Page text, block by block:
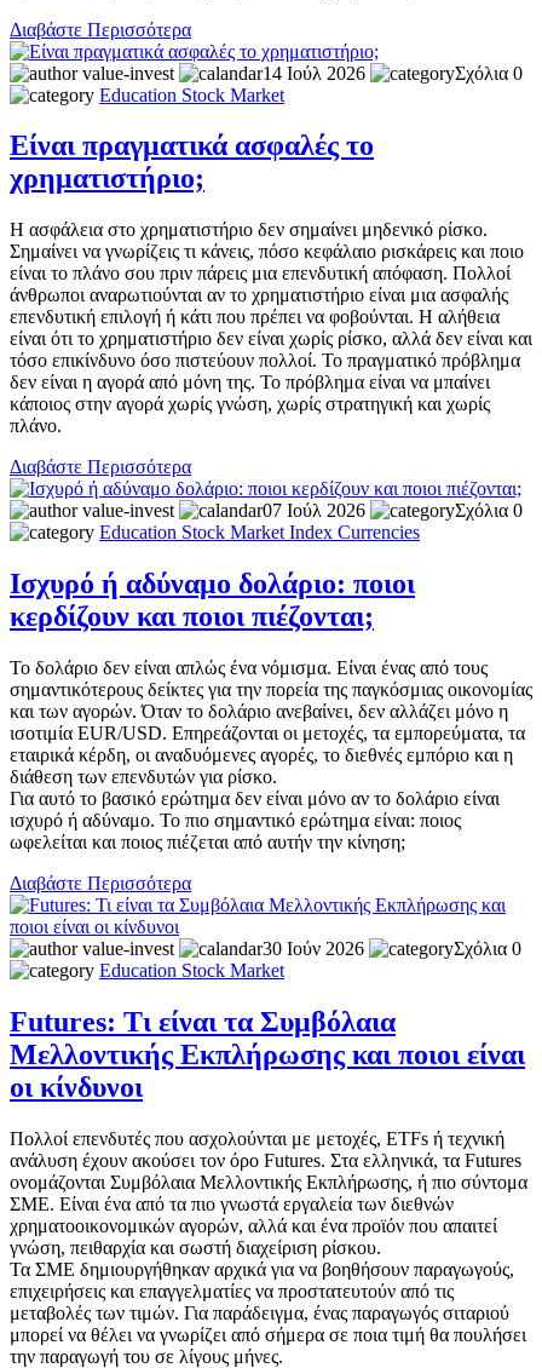
Διαβάστε Περισσότερα
value-invest 14 Ιούλ 2026
Σχόλια 0
Education Stock Market
Είναι πραγματικά ασφαλές το
χρηματιστήριο;
Η ασφάλεια στο χρηματιστήριο δεν σημαίνει μηδενικό ρίσκο.
Σημαίνει να γνωρίζεις τι κάνεις, πόσο κεφάλαιο ρισκάρεις και ποιο
είναι το πλάνο σου πριν πάρεις μια επενδυτική απόφαση. Πολλοί
άνθρωποι αναρωτιούνται αν το χρηματιστήριο είναι μια ασφαλής
επενδυτική επιλογή ή κάτι που πρέπει να φοβούνται. Η αλήθεια
είναι ότι το χρηματιστήριο δεν είναι χωρίς ρίσκο, αλλά δεν είναι και
τόσο επικίνδυνο όσο πιστεύουν πολλοί. Το πραγματικό πρόβλημα
δεν είναι η αγορά από μόνη της. Το πρόβλημα είναι να μπαίνει
κάποιος στην αγορά χωρίς γνώση, χωρίς στρατηγική και χωρίς
πλάνο.
Διαβάστε Περισσότερα
value-invest 07 Ιούλ 2026
Σχόλια 0
Education Stock Market Index Currencies
Ισχυρό ή αδύναμο δολάριο: ποιοι
κερδίζουν και ποιοι πιέζονται;
Το δολάριο δεν είναι απλώς ένα νόμισμα. Είναι ένας από τους
σημαντικότερους δείκτες για την πορεία της παγκόσμιας οικονομίας
και των αγορών. Όταν το δολάριο ανεβαίνει, δεν αλλάζει μόνο η
ισοτιμία EUR/USD. Επηρεάζονται οι μετοχές, τα εμπορεύματα, τα
εταιρικά κέρδη, οι αναδυόμενες αγορές, το διεθνές εμπόριο και η
διάθεση των επενδυτών για ρίσκο.
Για αυτό το βασικό ερώτημα δεν είναι μόνο αν το δολάριο είναι
ισχυρό ή αδύναμο. Το πιο σημαντικό ερώτημα είναι: ποιος
ωφελείται και ποιος πιέζεται από αυτήν την κίνηση;
Διαβάστε Περισσότερα
value-invest 30 Ιούν 2026
Σχόλια 0
Education Stock Market
Futures: Τι είναι τα Συμβόλαια
Μελλοντικής Εκπλήρωσης και ποιοι είναι
οι κίνδυνοι
Πολλοί επενδυτές που ασχολούνται με μετοχές, ETFs ή τεχνική
ανάλυση έχουν ακούσει τον όρο Futures. Στα ελληνικά, τα Futures
ονομάζονται Συμβόλαια Μελλοντικής Εκπλήρωσης, ή πιο σύντομα
ΣΜΕ. Είναι ένα από τα πιο γνωστά εργαλεία των διεθνών
χρηματοοικονομικών αγορών, αλλά και ένα προϊόν που απαιτεί
γνώση, πειθαρχία και σωστή διαχείριση ρίσκου.
Τα ΣΜΕ δημιουργήθηκαν αρχικά για να βοηθήσουν παραγωγούς,
επιχειρήσεις και επαγγελματίες να προστατευτούν από τις
μεταβολές των τιμών. Για παράδειγμα, ένας παραγωγός σιταριού
μπορεί να θέλει να γνωρίζει από σήμερα σε ποια τιμή θα πουλήσει
την παραγωγή του σε λίγους μήνες.